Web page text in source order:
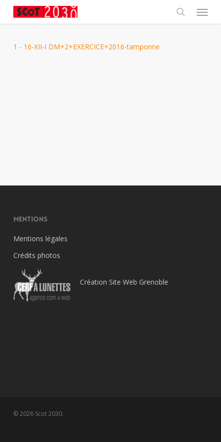
main
content search
Menu
1 - 16-XII-I DM+2+EXERCICE+2016-tamponne
Mentions
Mentions légales
Crédits photos
Création Site Web Grenoble
© 2026 Scot 2030.